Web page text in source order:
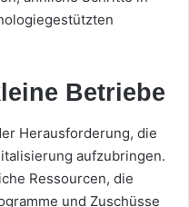
Betriebe
Herausforderung, die
aufzubringen.
Ressourcen, die
und Zuschüsse